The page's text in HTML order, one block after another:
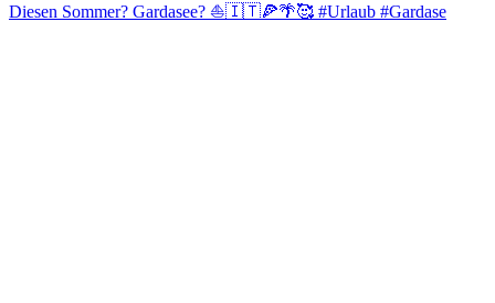
Diesen Sommer? Gardasee? ⛵️🇮🇹🍕🌴🥰 #Urlaub #Gardase